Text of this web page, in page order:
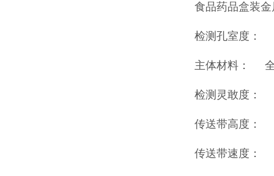
食品药品盒装
检测孔室度
主体材料： 全
检测灵敢度：
传送带高度：
传送带速度